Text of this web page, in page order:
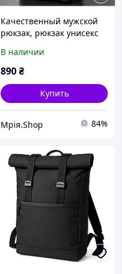
Качественный мужской
рюкзак, рюкзак унисекс
В наличии
890₴
Купить
Мрія.Shop 84%